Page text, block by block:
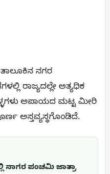
ನಗರ
ರಾಜ್ಯದಲ್ಲೇ ಅತ್ಯಧಿಕ
ಅಪಾಯದ ಮಟ್ಟ ಮೀರಿ
ಅಸ್ತವ್ಯಸ್ಥಗೊಂಡಿದೆ.
ನಾಗರ ಪಂಚಮಿ ಜಾತ್ರಾ